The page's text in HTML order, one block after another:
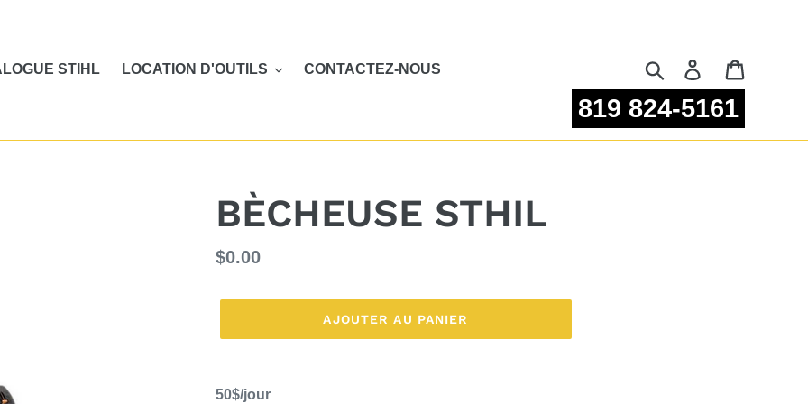
STIHL
LOCATION D'OUTILS CONTACTEZ-NOUS RechercherSe connecter
819 824-5161
BÈCHEUSE STHIL
Prix
$0.00
AJOUTER AU PANIER
d'un
50$/jour